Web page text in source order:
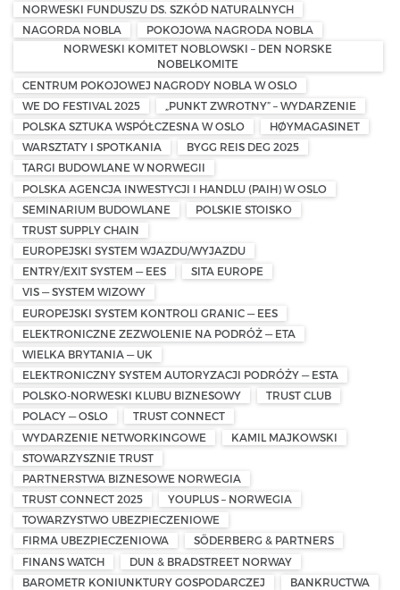
NORWESKI FUNDUSZU DS. SZKÓD NATURALNYCH
NAGORDA NOBLA
POKOJOWA NAGRODA NOBLA
NORWESKI KOMITET NOBLOWSKI – DEN NORSKE
NOBELKOMITE
CENTRUM POKOJOWEJ NAGRODY NOBLA W OSLO
WE DO FESTIVAL 2025
„PUNKT ZWROTNY” – WYDARZENIE
POLSKA SZTUKA WSPÓŁCZESNA W OSLO
HØYMAGASINET
WARSZTATY I SPOTKANIA
BYGG REIS DEG 2025
TARGI BUDOWLANE W NORWEGII
POLSKA AGENCJA INWESTYCJI I HANDLU (PAIH) W OSLO
SEMINARIUM BUDOWLANE
POLSKIE STOISKO
TRUST SUPPLY CHAIN
EUROPEJSKI SYSTEM WJAZDU/WYJAZDU
ENTRY/EXIT SYSTEM — EES
SITA EUROPE
VIS — SYSTEM WIZOWY
EUROPEJSKI SYSTEM KONTROLI GRANIC — EES
ELEKTRONICZNE ZEZWOLENIE NA PODRÓŻ — ETA
WIELKA BRYTANIA — UK
ELEKTRONICZNY SYSTEM AUTORYZACJI PODRÓŻY — ESTA
POLSKO-NORWESKI KLUBU BIZNESOWY
TRUST CLUB
POLACY — OSLO
TRUST CONNECT
WYDARZENIE NETWORKINGOWE
KAMIL MAJKOWSKI
STOWARZYSZNIE TRUST
PARTNERSTWA BIZNESOWE NORWEGIA
TRUST CONNECT 2025
YOUPLUS – NORWEGIA
TOWARZYSTWO UBEZPIECZENIOWE
FIRMA UBEZPIECZENIOWA
SÖDERBERG & PARTNERS
FINANS WATCH
DUN & BRADSTREET NORWAY
BAROMETR KONIUNKTURY GOSPODARCZEJ
BANKRUCTWA